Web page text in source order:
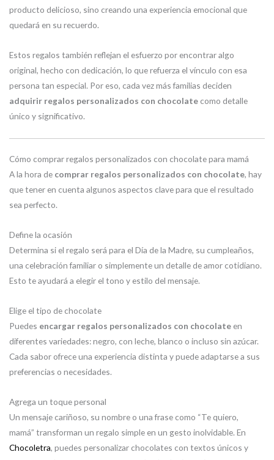
producto delicioso, sino creando una experiencia emocional que
quedará en su recuerdo.
Estos regalos también reflejan el esfuerzo por encontrar algo
original, hecho con dedicación, lo que refuerza el vínculo con esa
persona tan especial. Por eso, cada vez más familias deciden
adquirir regalos personalizados con chocolate como detalle
único y significativo.
Cómo comprar regalos personalizados con chocolate para mamá
A la hora de comprar regalos personalizados con chocolate, hay
que tener en cuenta algunos aspectos clave para que el resultado
sea perfecto.
Define la ocasión
Determina si el regalo será para el Día de la Madre, su cumpleaños,
una celebración familiar o simplemente un detalle de amor cotidiano.
Esto te ayudará a elegir el tono y estilo del mensaje.
Elige el tipo de chocolate
Puedes encargar regalos personalizados con chocolate en
diferentes variedades: negro, con leche, blanco o incluso sin azúcar.
Cada sabor ofrece una experiencia distinta y puede adaptarse a sus
preferencias o necesidades.
Agrega un toque personal
Un mensaje cariñoso, su nombre o una frase como “Te quiero,
mamá” transforman un regalo simple en un gesto inolvidable. En
Chocoletra, puedes personalizar chocolates con textos únicos y